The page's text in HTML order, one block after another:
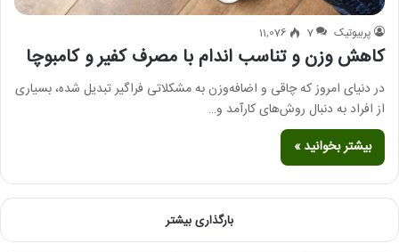
پربیوتیک 7
11,076
کاهش وزن و تناسب اندام با مصرف کفیر و کامبوچا
در دنیای امروز که چاقی و اضافه‌وزن به مشکلاتی فراگیر تبدیل شده، بسیاری
از افراد به دنبال روش‌های کارآمد و…
بیشتر بخوانید »
بارگذاری بیشتر